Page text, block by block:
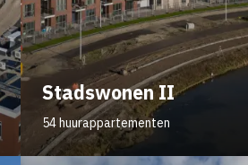
Stadswonen II
54 huurappartementen